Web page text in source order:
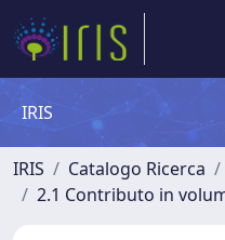
IRIS
IRIS Catalogo Ricerca
2.1 Contributo in